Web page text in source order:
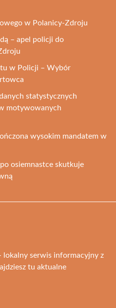
w Polanicy-Zdroju
– apel policji do
w Policji – Wybór
statystycznych
motywowanych
wysokim mandatem w
osiemnastce skutkuje
lokalny serwis informacyjny z
tu aktualne